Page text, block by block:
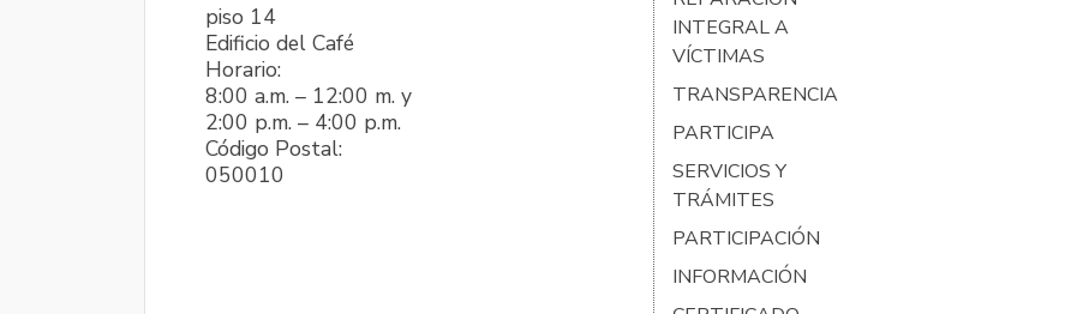
piso 14
Edificio del Café
Horario:
8:00 a.m. – 12:00 m. y
2:00 p.m. – 4:00 p.m.
Código Postal:
050010
INTEGRAL A
VÍCTIMAS
TRANSPARENCIA
PARTICIPA
SERVICIOS Y
TRÁMITES
PARTICIPACIÓN
INFORMACIÓN